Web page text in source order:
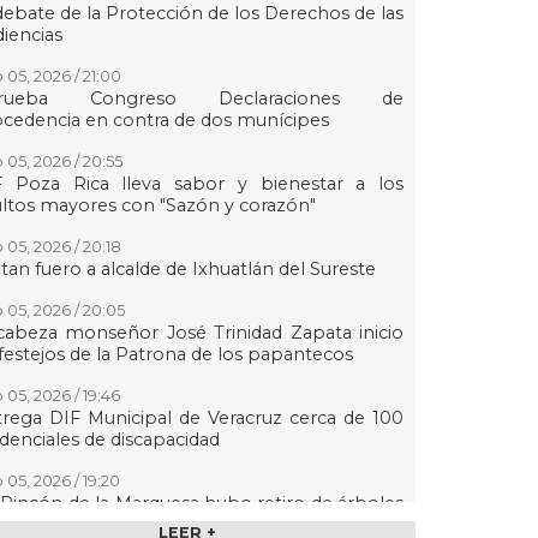
de la Protección de los Derechos de las
05, 2026 / 21:00
Congreso Declaraciones de
en contra de dos munícipes
05, 2026 / 20:55
Poza Rica lleva sabor y bienestar a los
mayores con "Sazón y corazón"
05, 2026 / 20:18
fuero a alcalde de Ixhuatlán del Sureste
05, 2026 / 20:05
monseñor José Trinidad Zapata inicio
de la Patrona de los papantecos
05, 2026 / 19:46
DIF Municipal de Veracruz cerca de 100
de discapacidad
05, 2026 / 19:20
de la Marquesa hubo retiro de árboles
representar riesgos; no es tala ilegal
LEER +